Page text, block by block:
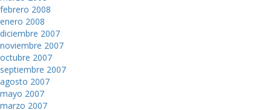
febrero 2008
enero 2008
diciembre 2007
noviembre 2007
octubre 2007
septiembre 2007
agosto 2007
mayo 2007
marzo 2007